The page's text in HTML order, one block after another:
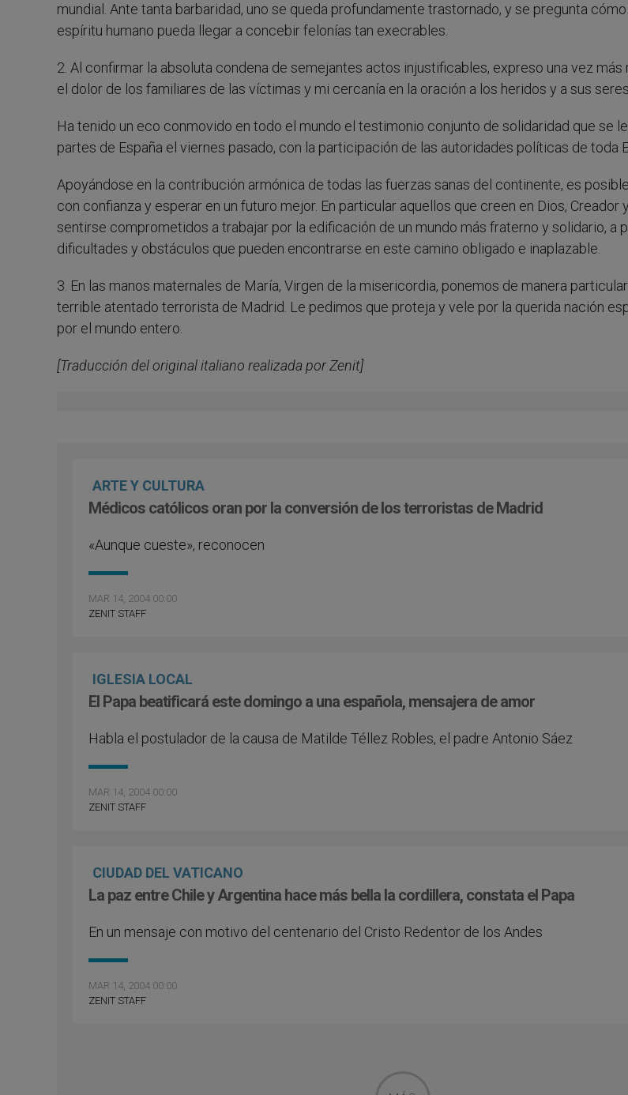
mundial. Ante tanta barbaridad, uno se queda profundamente trastornado, y se pregunta
espíritu humano pueda llegar a concebir felonías tan execrables.
2. Al confirmar la absoluta condena de semejantes actos injustificables, expreso una vez
el dolor de los familiares de las víctimas y mi cercanía en la oración a los heridos y a sus
Ha tenido un eco conmovido en todo el mundo el testimonio conjunto de solidaridad que se
partes de España el viernes pasado, con la participación de las autoridades políticas de toda
Apoyándose en la contribución armónica de todas las fuerzas sanas del continente, es
con confianza y esperar en un futuro mejor. En particular aquellos que creen en Dios, Creador
sentirse comprometidos a trabajar por la edificación de un mundo más fraterno y solidario, a
dificultades y obstáculos que pueden encontrarse en este camino obligado e inaplazable.
3. En las manos maternales de María, Virgen de la misericordia, ponemos de manera
terrible atentado terrorista de Madrid. Le pedimos que proteja y vele por la querida nación
por el mundo entero.
[Traducción del original italiano realizada por Zenit]
ARTE Y CULTURA
Médicos católicos oran por la conversión de los terroristas de Madrid
«Aunque cueste», reconocen
MAR 14, 2004 00:00
ZENIT STAFF
IGLESIA LOCAL
El Papa beatificará este domingo a una española, mensajera de amor
Habla el postulador de la causa de Matilde Téllez Robles, el padre Antonio Sáez
MAR 14, 2004 00:00
ZENIT STAFF
CIUDAD DEL VATICANO
La paz entre Chile y Argentina hace más bella la cordillera, constata el Papa
En un mensaje con motivo del centenario del Cristo Redentor de los Andes
MAR 14, 2004 00:00
ZENIT STAFF